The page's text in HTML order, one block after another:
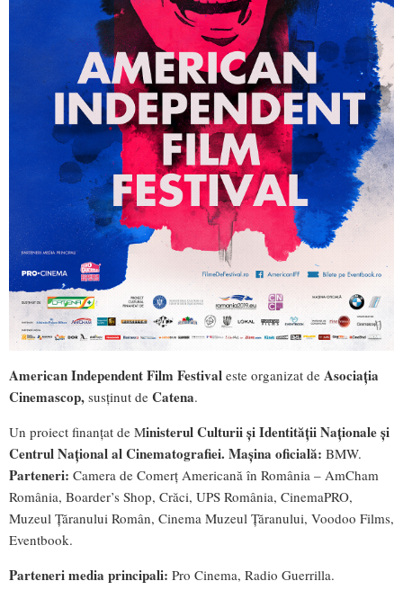
American Independent Film Festival este organizat de Asociația
Cinemascop, susținut de Catena.
Un proiect finanțat de Ministerul Culturii și Identității Naționale și
Centrul Naţional al Cinematografiei. Mașina oficială: BMW.
Parteneri: Camera de Comerț Americană în România – AmCham
România, Boarder’s Shop, Crăci, UPS România, CinemaPRO,
Muzeul Țăranului Român, Cinema Muzeul Țăranului, Voodoo Films,
Eventbook.
Parteneri media principali: Pro Cinema, Radio Guerrilla.